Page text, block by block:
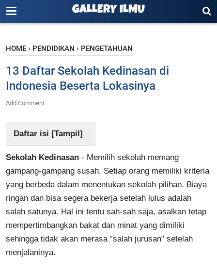
GALLERY ILMU
HOME › PENDIDIKAN › PENGETAHUAN
13 Daftar Sekolah Kedinasan di
Indonesia Beserta Lokasinya
Add Comment
Daftar isi [Tampil]
Sekolah Kedinasan - Memilih sekolah memang
gampang-gampang susah. Setiap orang memiliki kriteria
yang berbeda dalam menentukan sekolah pilihan. Biaya
ringan dan bisa segera bekerja setelah lulus adalah
salah satunya. Hal ini tentu sah-sah saja, asalkan tetap
mempertimbangkan bakat dan minat yang dimiliki
sehingga tidak akan merasa “salah jurusan” setelah
menjalaninya.